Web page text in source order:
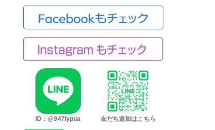
ID：@947lypua 友だち追加はこちら